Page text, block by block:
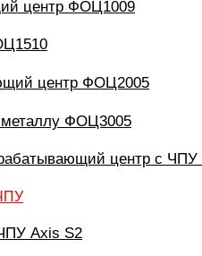
центр ФОЦ1009
центр ФОЦ2005
ФОЦ3005
центр с
Axis S2